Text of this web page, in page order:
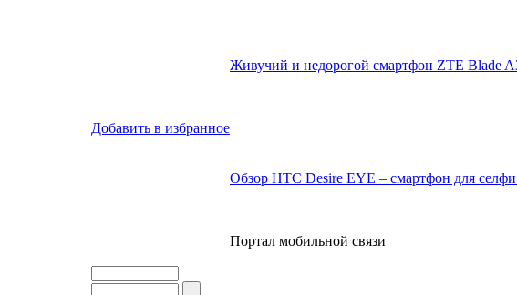
Добавить в избранное
Живучий и недорогой смартфон ZTE Blade
Обзор HTC Desire EYE – смартфон для
Портал мобильной связи